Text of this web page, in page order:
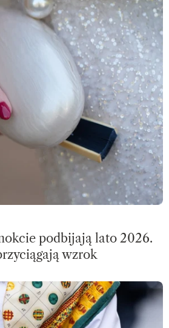
podbijają lato 2026.
wzrok